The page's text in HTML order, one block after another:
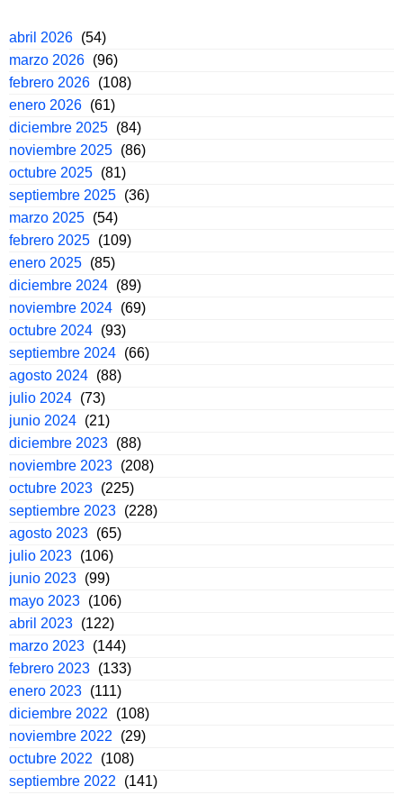
abril 2026 (54)
marzo 2026 (96)
febrero 2026 (108)
enero 2026 (61)
diciembre 2025 (84)
noviembre 2025 (86)
octubre 2025 (81)
septiembre 2025 (36)
marzo 2025 (54)
febrero 2025 (109)
enero 2025 (85)
diciembre 2024 (89)
noviembre 2024 (69)
octubre 2024 (93)
septiembre 2024 (66)
agosto 2024 (88)
julio 2024 (73)
junio 2024 (21)
diciembre 2023 (88)
noviembre 2023 (208)
octubre 2023 (225)
septiembre 2023 (228)
agosto 2023 (65)
julio 2023 (106)
junio 2023 (99)
mayo 2023 (106)
abril 2023 (122)
marzo 2023 (144)
febrero 2023 (133)
enero 2023 (111)
diciembre 2022
(108)
noviembre 2022
(29)
octubre 2022
(108)
septiembre 2022
(141)